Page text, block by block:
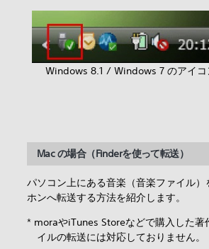
Windows 8.1 / Windows 7 のアイコ
Mac の場合（Finderを使って転送）
パソコン上にある音楽（音楽ファイル
ホンへ転送する方法を紹介します。
* moraやiTunes Storeなどで購入した著
イルの転送には対応しておりません。